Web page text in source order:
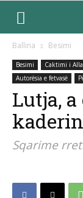
Ballina Besimi
Besimi Caktimi i
Autorësia e fetvasë
Lutja,
Sqarime